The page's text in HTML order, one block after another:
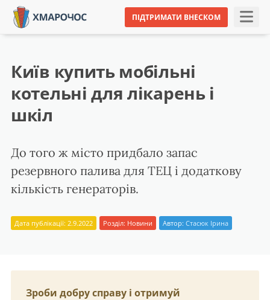
ПІДТРИМАТИ ВНЕСКОМ
Київ купить мобільні
котельні для лікарень і
шкіл
До того ж місто придбало запас
резервного палива для ТЕЦ і додаткову
кількість генераторів.
Дата публікації: 2.9.2022 Розділ: Новини Автор: Стасюк Ірина
Зроби добру справу і отримуй